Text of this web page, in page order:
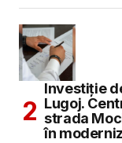
Investiție
Lugoj.
strada
în